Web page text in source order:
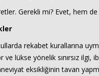
Gerekli mi? Evet, hem
rekabet kurallarına
ve lükse yönelik sınırsız ilgi,
eksikliğinin tavan